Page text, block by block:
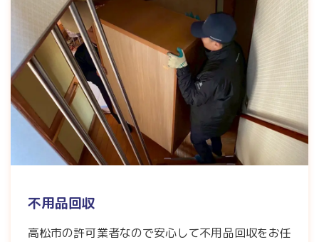
不用品回収
高松市の許可業者なので安心して不用品回収をお任